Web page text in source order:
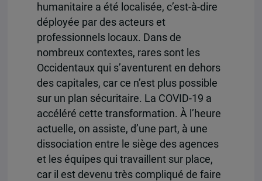
humanitaire a été localisée, c’est-à-dire
déployée par des acteurs et
professionnels locaux. Dans de
nombreux contextes, rares sont les
Occidentaux qui s’aventurent en dehors
des capitales, car ce n’est plus possible
sur un plan sécuritaire. La COVID-19 a
accéléré cette transformation. À l’heure
actuelle, on assiste, d’une part, à une
dissociation entre le siège des agences
et les équipes qui travaillent sur place,
car il est devenu très compliqué de faire